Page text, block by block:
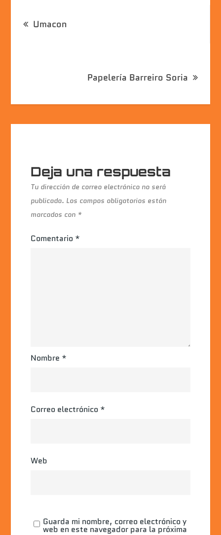
Umacon
Papelería Barreiro Soria
Deja una respuesta
Tu dirección de correo electrónico no será
publicada. Los campos obligatorios están
marcados con *
Comentario *
Nombre *
Correo electrónico *
Web
Guarda mi nombre, correo electrónico y
web en este navegador para la próxima